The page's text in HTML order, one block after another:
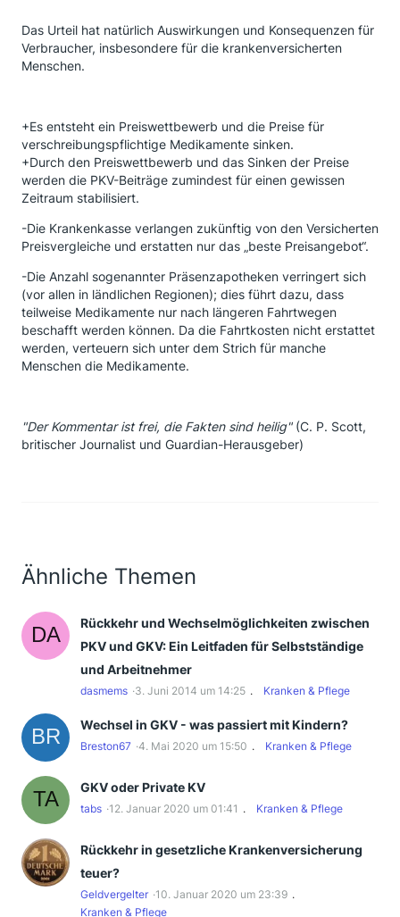
Das Urteil hat natürlich Auswirkungen und Konsequenzen für
Verbraucher, insbesondere für die krankenversicherten
Menschen.
+Es entsteht ein Preiswettbewerb und die Preise für
verschreibungspflichtige Medikamente sinken.
+Durch den Preiswettbewerb und das Sinken der Preise
werden die PKV-Beiträge zumindest für einen gewissen
Zeitraum stabilisiert.
-Die Krankenkasse verlangen zukünftig von den Versicherten
Preisvergleiche und erstatten nur das „beste Preisangebot“.
-Die Anzahl sogenannter Präsenzapotheken verringert sich
(vor allen in ländlichen Regionen); dies führt dazu, dass
teilweise Medikamente nur nach längeren Fahrtwegen
beschafft werden können. Da die Fahrtkosten nicht erstattet
werden, verteuern sich unter dem Strich für manche
Menschen die Medikamente.
"Der Kommentar ist frei, die Fakten sind heilig"(C. P. Scott,
britischer Journalist und Guardian-Herausgeber)
Ähnliche Themen
Rückkehr und Wechselmöglichkeiten zwischen
PKV und GKV: Ein Leitfaden für Selbstständige
und Arbeitnehmer
dasmems 3. Juni 2014 um 14:25 Kranken & Pflege
Wechsel in GKV - was passiert mit Kindern?
Breston67 4. Mai 2020 um 15:50 Kranken & Pflege
GKV oder Private KV
tabs 12. Januar 2020 um 01:41 Kranken & Pflege
Rückkehr in gesetzliche Krankenversicherung
teuer?
Geldvergelter 10. Januar 2020 um 23:39
Kranken & Pflege